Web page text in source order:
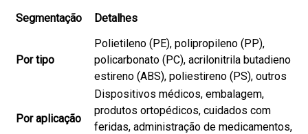
Segmentação Detalhes
Por tipo
Polietileno (PE), polipropileno (PP),
policarbonato (PC), acrilonitrila butadieno
estireno (ABS), poliestireno (PS), outros
Por aplicação
Dispositivos médicos, embalagem,
produtos ortopédicos, cuidados com
feridas, administração de medicamentos,